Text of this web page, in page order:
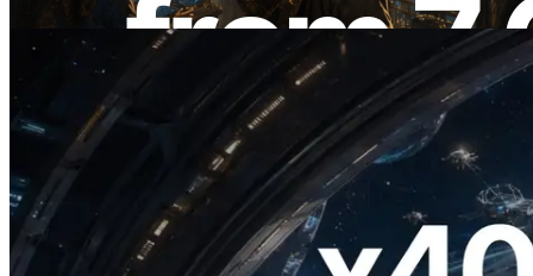
閱讀此文章